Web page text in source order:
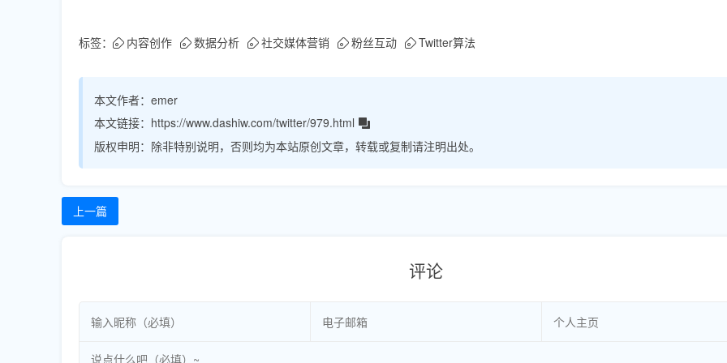
标签： 内容创作 数据分析 社交媒体营销 粉丝互动 Twitter算法
本文作者： emer
本文链接： https://www.dashiw.com/twitter/979.html
版权申明： 除非特别说明，否则均为本站原创文章，转载或复制请注明出处。
上一篇
评论